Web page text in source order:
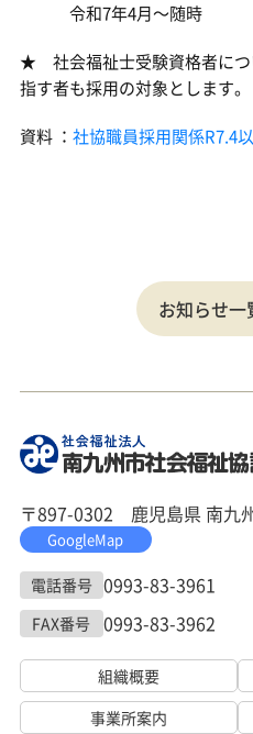
令和7年4
★ 社会福祉士受験資格者につ
指す者も採用の対象とします。
資料 ： 社協職員採用関係R7.4
お知らせ一
〒897-0302 鹿児島県 南九
GoogleMap
電話番号 0993-83-3961
FAX番号 0993-83-3962
組織概要
事業所案内